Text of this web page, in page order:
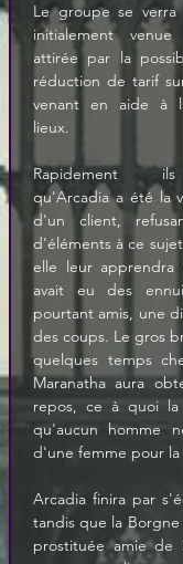
Le groupe se verra
initialement venue
attirée par la
réduction de tarif
venant en aide à
lieux.
Rapidement
qu'Arcadia a été la
d'un client,
d'éléments à ce
elle leur apprendra
avait eu des
pourtant amis, une
des coups. Le gros
quelques temps
Maranatha aura
repos, ce à quoi la
qu'aucun homme
d'une femme pour la
Arcadia finira par
tandis que la
prostituée amie de